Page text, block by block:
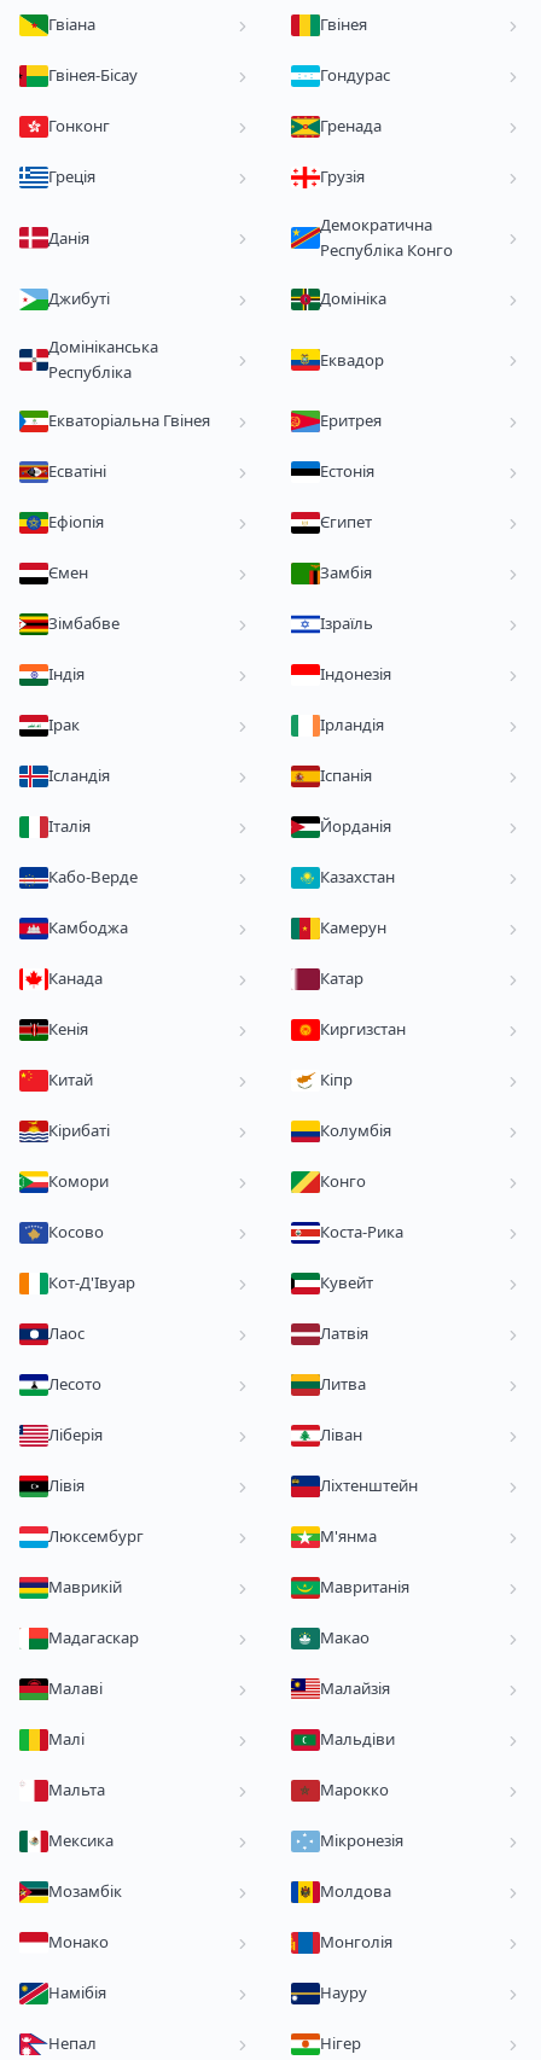
Гвіана Гвінея
Гвінея-Бісау Гондурас
Гонконг Гренада
Греція Грузія
Данія
Демократична
Республіка Конго
Джибуті Домініка
Домініканська
Республіка
Еквадор
Екваторіальна Гвінея Еритрея
Есватіні Естонія
Ефіопія Єгипет
Ємен Замбія
Зімбабве Ізраїль
Індія Індонезія
Ірак Ірландія
Ісландія Іспанія
Італія Йорданія
Кабо-Верде Казахстан
Камбоджа Камерун
Канада Катар
Кенія Киргизстан
Китай Кіпр
Кірибаті Колумбія
Комори Конго
Косово Коста-Рика
Кот-Д'Івуар Кувейт
Лаос Латвія
Лесото Литва
Ліберія Ліван
Лівія Ліхтенштейн
Люксембург М'янма
Маврикій Мавританія
Мадагаскар Макао
Малаві Малайзія
Малі Мальдіви
Мальта Марокко
Мексика Мікронезія
Мозамбік Молдова
Монако Монголія
Намібія Науру
Непал Нігер